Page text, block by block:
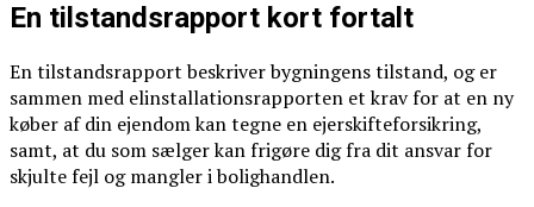
En tilstandsrapport kort fortalt
En tilstandsrapport beskriver bygningens tilstand, og er
sammen med elinstallationsrapporten et krav for at en ny
køber af din ejendom kan tegne en ejerskifteforsikring,
samt, at du som sælger kan frigøre dig fra dit ansvar for
skjulte fejl og mangler i bolighandlen.